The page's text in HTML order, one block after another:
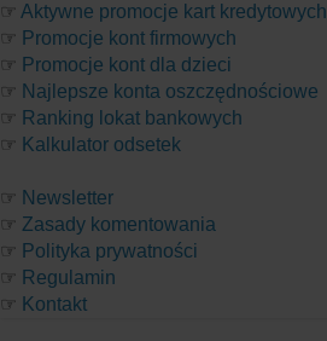
☞ Aktywne promocje kart kredytowych
☞ Promocje kont firmowych
☞ Promocje kont dla dzieci
☞ Najlepsze konta oszczędnościowe
☞ Ranking lokat bankowych
☞ Kalkulator odsetek
☞ Newsletter
☞ Zasady komentowania
☞ Polityka prywatności
☞ Regulamin
☞ Kontakt